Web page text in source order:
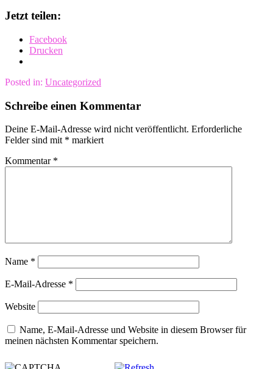
Jetzt teilen:
Facebook
Drucken
Posted in: Uncategorized
Schreibe einen Kommentar
Deine E-Mail-Adresse wird nicht veröffentlicht. Erforderliche
Felder sind mit * markiert
Kommentar *
Name *
E-Mail-Adresse *
Website
Name, E-Mail-Adresse und Website in diesem Browser für
meinen nächsten Kommentar speichern.